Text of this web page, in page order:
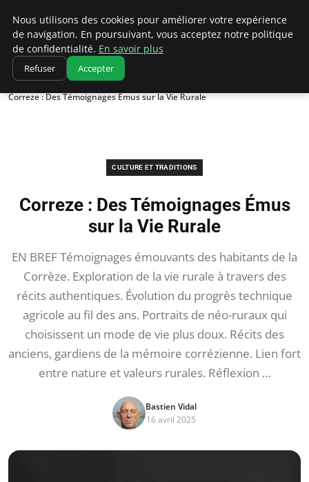
Correze Co
Accueil
Culture et traditions
Correze : Des Témoignages Émus sur la Vie Rurale
CULTURE ET TRADITIONS
Correze : Des Témoignages Émus
sur la Vie Rurale
EN BREF Témoignages émouvants des habitants de la
Corrèze. Exploration de la vie rurale à travers des
récits authentiques. Évolution du progrès technique
agricole au fil des ans. Portraits de néo-ruraux qui
choisissent un mode de vie plus doux. Récits des
anciens, gardiens de la mémoire corrézienne. Lien fort
entre nature et valeurs rurales. Réflexion …
Bastien Vidal
16 avril 2025
Nous utilisons des cookies pour améliorer votre expérience
de navigation. En poursuivant, vous acceptez notre politique
de confidentialité. En savoir plus
Refuser Accepter